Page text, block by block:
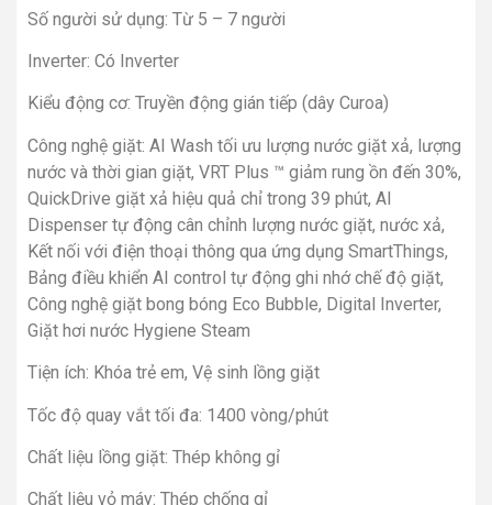
Số người sử dụng: Từ 5 – 7 người
Inverter: Có Inverter
Kiểu động cơ: Truyền động gián tiếp (dây Curoa)
Công nghệ giặt: AI Wash tối ưu lượng nước giặt xả, lượng
nước và thời gian giặt, VRT Plus ™ giảm rung ồn đến 30%,
QuickDrive giặt xả hiệu quả chỉ trong 39 phút, AI
Dispenser tự động cân chỉnh lượng nước giặt, nước xả,
Kết nối với điện thoại thông qua ứng dụng SmartThings,
Bảng điều khiển AI control tự động ghi nhớ chế độ giặt,
Công nghệ giặt bong bóng Eco Bubble, Digital Inverter,
Giặt hơi nước Hygiene Steam
Tiện ích: Khóa trẻ em, Vệ sinh lồng giặt
Tốc độ quay vắt tối đa: 1400 vòng/phút
Chất liệu lồng giặt: Thép không gỉ
Chất liệu vỏ máy: Thép chống gỉ